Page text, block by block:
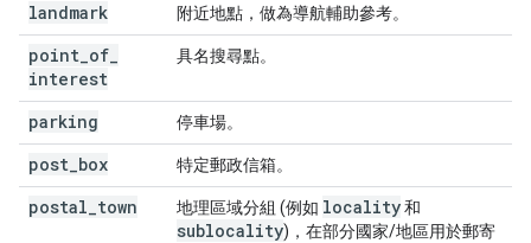
landmark 附近地點，做為導航輔助參考。
point of
interest
具名搜尋點。
parking 停車場。
post box 特定郵政信箱。
postal town 地理區域分組 (例如 locality和
sublocality)，在部分國家/地區用於郵寄